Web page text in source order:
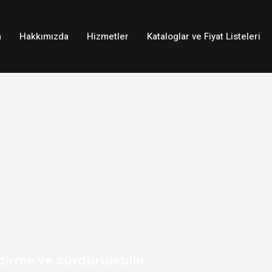
Hakkımızda Hizmetler Kataloglar ve Fiyat Listeleri